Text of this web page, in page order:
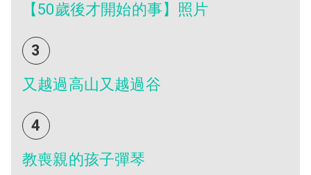
【50歲後才開始的事】照片
3
又越過高山又越過谷
4
教喪親的孩子彈琴